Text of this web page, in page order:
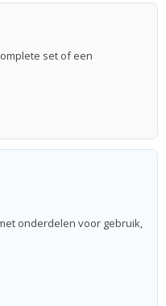
set of een
onderdelen voor gebruik,